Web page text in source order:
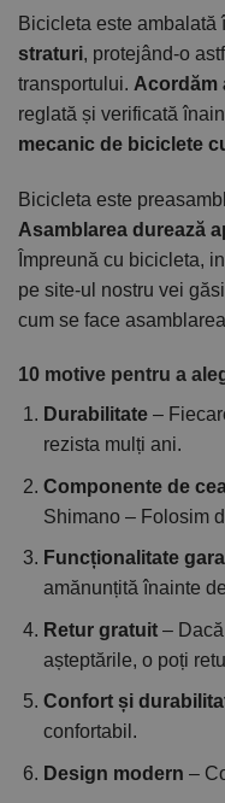
Bicicleta este ambalată
straturi, protejând-o
transportului. Acordăm
reglată și verificată
mecanic de biciclete
Bicicleta este
Asamblarea durează
Împreună cu bicicleta,
pe site-ul nostru vei
cum se face
10 motive pentru a
Durabilitate–
rezista mulți ani.
Componente de
Shimano – Folosim
Funcționalitate
amănunțită înainte
Retur gratuit– Dacă
așteptările, o poți
Confort și
confortabil.
Design modern –